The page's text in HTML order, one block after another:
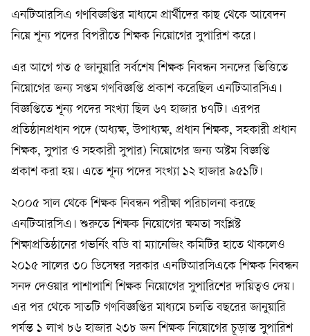
এনটিআরসিএ গণবিজ্ঞপ্তির মাধ্যমে প্রার্থীদের কাছ থেকে আবেদন
নিয়ে শূন্য পদের বিপরীতে শিক্ষক নিয়োগের সুপারিশ করে।
এর আগে গত ৫ জানুয়ারি সর্বশেষ শিক্ষক নিবন্ধন সনদের ভিত্তিতে
নিয়োগের জন্য সপ্তম গণবিজ্ঞপ্তি প্রকাশ করেছিল এনটিআরসিএ।
বিজ্ঞপ্তিতে শূন্য পদের সংখ্যা ছিল ৬৭ হাজার ৮৭টি। এরপর
প্রতিষ্ঠানপ্রধান পদে (অধ্যক্ষ, উপাধ্যক্ষ, প্রধান শিক্ষক, সহকারী প্রধান
শিক্ষক, সুপার ও সহকারী সুপার) নিয়োগের জন্য অষ্টম বিজ্ঞপ্তি
প্রকাশ করা হয়। এতে শূন্য পদের সংখ্যা ১২ হাজার ৯৫১টি।
২০০৫ সাল থেকে শিক্ষক নিবন্ধন পরীক্ষা পরিচালনা করছে
এনটিআরসিএ। শুরুতে শিক্ষক নিয়োগের ক্ষমতা সংশ্লিষ্ট
শিক্ষাপ্রতিষ্ঠানের গভর্নিং বডি বা ম্যানেজিং কমিটির হাতে থাকলেও
২০১৫ সালের ৩০ ডিসেম্বর সরকার এনটিআরসিএকে শিক্ষক নিবন্ধন
সনদ দেওয়ার পাশাপাশি শিক্ষক নিয়োগের সুপারিশের দায়িত্বও দেয়।
এর পর থেকে সাতটি গণবিজ্ঞপ্তির মাধ্যমে চলতি বছরের জানুয়ারি
পর্যন্ত ১ লাখ ৮৬ হাজার ২৩৮ জন শিক্ষক নিয়োগের চূড়ান্ত সুপারিশ